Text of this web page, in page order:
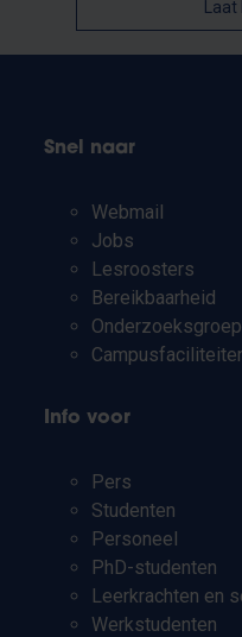
Snel naar
Webmail
Jobs
Lesroosters
Bereikbaarheid
Info voor
Pers
Studenten
Personeel
PhD-studenten
Leerkrachten en
Werkstudenten